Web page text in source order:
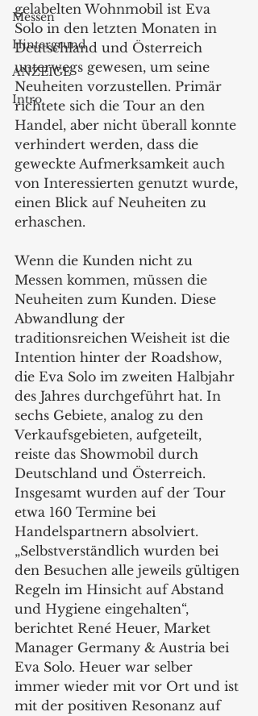
Messen
Hintergrund
ANZEIGE
Intro
gelabelten Wohnmobil ist Eva
Solo in den letzten Monaten in
Deutschland und Österreich
unterwegs gewesen, um seine
Neuheiten vorzustellen. Primär
richtete sich die Tour an den
Handel, aber nicht überall konnte
verhindert werden, dass die
geweckte Aufmerksamkeit auch
von Interessierten genutzt wurde,
einen Blick auf Neuheiten zu
erhaschen.
Wenn die Kunden nicht zu
Messen kommen, müssen die
Neuheiten zum Kunden. Diese
Abwandlung der
traditionsreichen Weisheit ist die
Intention hinter der Roadshow,
die Eva Solo im zweiten Halbjahr
des Jahres durchgeführt hat. In
sechs Gebiete, analog zu den
Verkaufsgebieten, aufgeteilt,
reiste das Showmobil durch
Deutschland und Österreich.
Insgesamt wurden auf der Tour
etwa 160 Termine bei
Handelspartnern absolviert.
„Selbstverständlich wurden bei
den Besuchen alle jeweils gültigen
Regeln im Hinsicht auf Abstand
und Hygiene eingehalten“,
berichtet René Heuer, Market
Manager Germany & Austria bei
Eva Solo. Heuer war selber
immer wieder mit vor Ort und ist
mit der positiven Resonanz auf